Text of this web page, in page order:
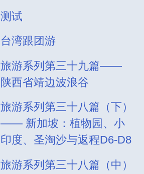
测试
台湾跟团游
旅游系列第三十九篇——
陕西省靖边波浪谷
旅游系列第三十八篇（下）
—— 新加坡：植物园、小
印度、圣淘沙与返程D6-D8
旅游系列第三十八篇（中）